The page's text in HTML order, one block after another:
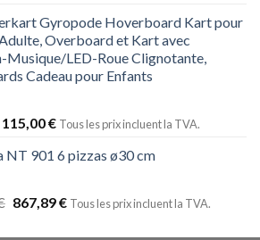
Gyropode Hoverboard Kart pour
Overboard et Kart avec
Musique/LED-Roue Clignotante,
Cadeau pour Enfants
115,00€ Tous les prix incluent la TVA.
NT 901 6 pizzas ø30 cm
867,89€ Tous les prix incluent la TVA.